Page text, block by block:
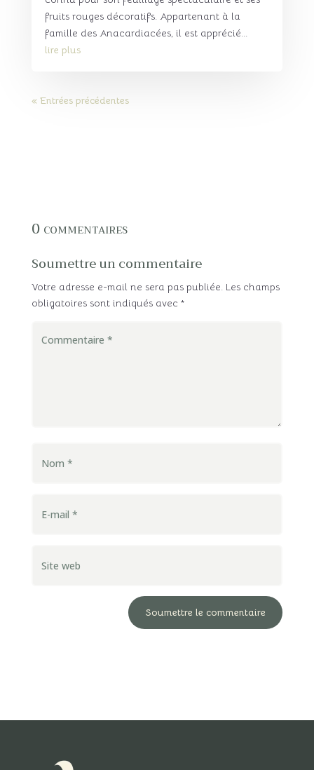
fruits rouges décoratifs. Appartenant à la
famille des Anacardiacées, il est apprécié...
lire plus
« Entrées précédentes
0 commentaires
Soumettre un commentaire
Votre adresse e-mail ne sera pas publiée. Les champs
obligatoires sont indiqués avec *
Soumettre le commentaire